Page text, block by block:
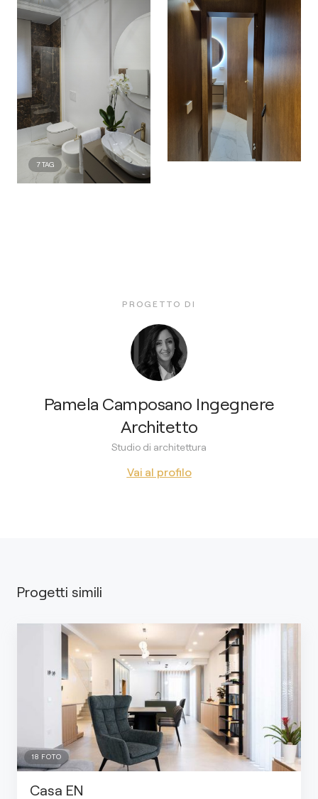
7TAG
PROGETTO DI
Pamela Camposano Ingegnere
Architetto
Studio di architettura
Vai al profilo
Progetti simili
18 FOTO
Casa EN